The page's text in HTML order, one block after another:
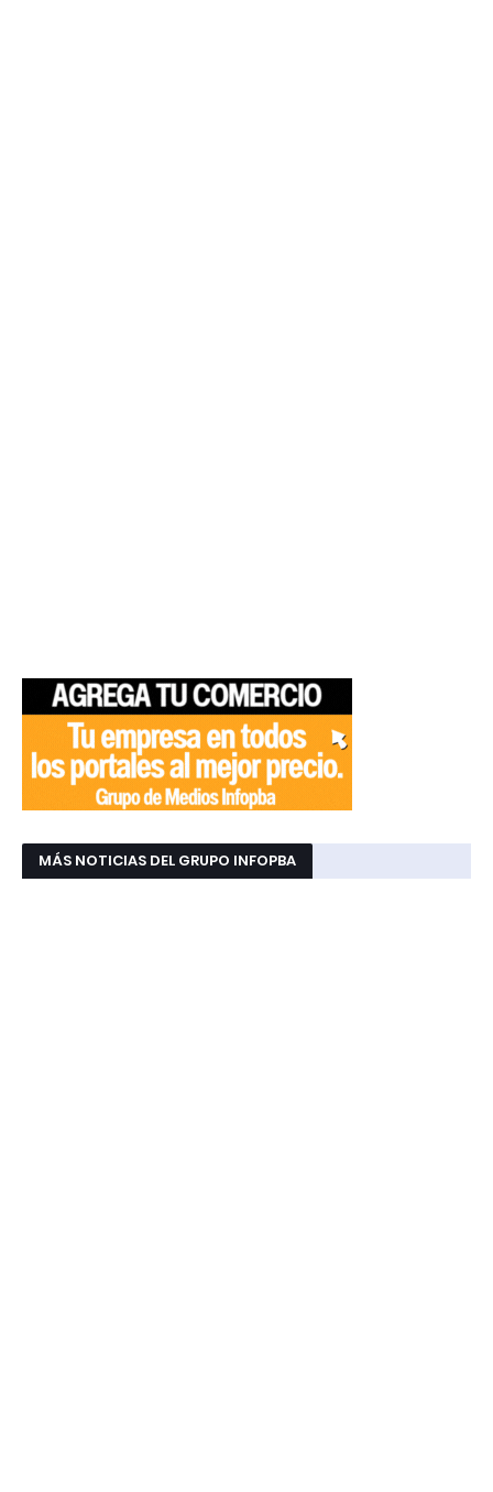
MÁS NOTICIAS DEL GRUPO INFOPBA